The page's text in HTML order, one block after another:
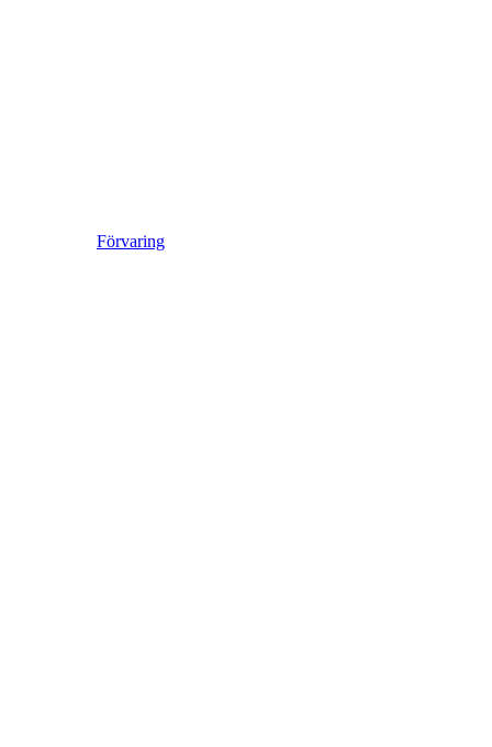
Förvaring